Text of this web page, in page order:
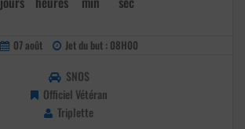
07 août Jet du but : 08H00
SNOS
Officiel Vétéran
Triplette